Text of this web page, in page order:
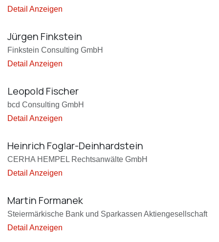
Detail Anzeigen
Jürgen Finkstein
Finkstein Consulting GmbH
Detail Anzeigen
Leopold Fischer
bcd Consulting GmbH
Detail Anzeigen
Heinrich Foglar-Deinhardstein
CERHA HEMPEL Rechtsanwälte GmbH
Detail Anzeigen
Martin Formanek
Steiermärkische Bank und Sparkassen Aktiengesellschaft
Detail Anzeigen